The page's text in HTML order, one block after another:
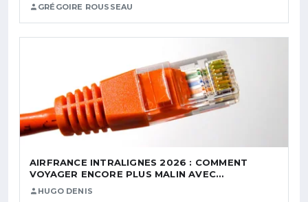
GRÉGOIRE ROUSSEAU
AIRFRANCE INTRALIGNES 2026 : COMMENT
VOYAGER ENCORE PLUS MALIN AVEC…
HUGO DENIS